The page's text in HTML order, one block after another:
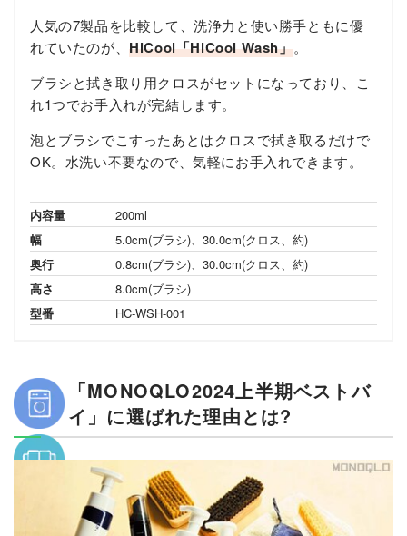
人気の7製品を比較して、洗浄力と使い勝手ともに優
れていたのが、HiCool「HiCool Wash」。
ブラシと拭き取り用クロスがセットになっており、こ
れ1つでお手入れが完結します。
泡とブラシでこすったあとはクロスで拭き取るだけで
OK。水洗い不要なので、気軽にお手入れできます。
内容量
200ml
幅
5.0cm(ブラシ)、30.0cm(クロス、約)
奥行
0.8cm(ブラシ)、30.0cm(クロス、約)
高さ
8.0cm(ブラシ)
型番
HC-WSH-001
「MONOQLO2024上半期ベストバ
イ」に選ばれた理由とは?